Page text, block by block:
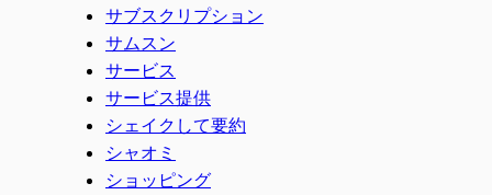
サブスクリプション
サムスン
サービス
サービス提供
シェイクして要約
シャオミ
ショッピング